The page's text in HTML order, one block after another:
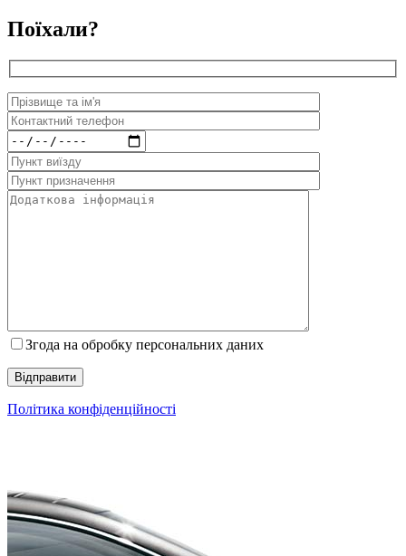
Поїхали?
Згода на обробку персональних даних
Політика конфіденційності